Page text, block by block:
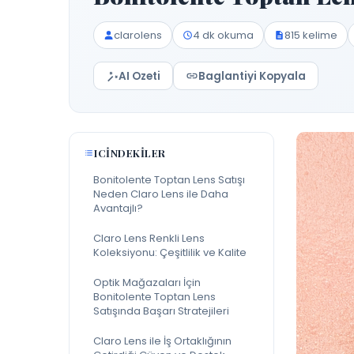
clarolens 4 dk okuma 815 kelime
AI Ozeti Baglantiyi Kopyala
ICINDEKILER
Bonitolente Toptan Lens Satışı
Neden Claro Lens ile Daha
Avantajlı?
Claro Lens Renkli Lens
Koleksiyonu: Çeşitlilik ve Kalite
Optik Mağazaları İçin
Bonitolente Toptan Lens
Satışında Başarı Stratejileri
Claro Lens ile İş Ortaklığının